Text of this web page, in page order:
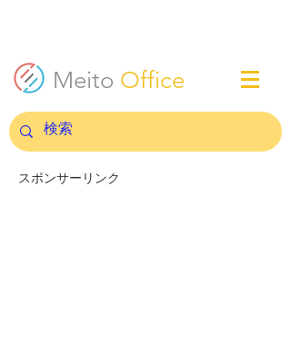
Meito Office
スポンサーリンク